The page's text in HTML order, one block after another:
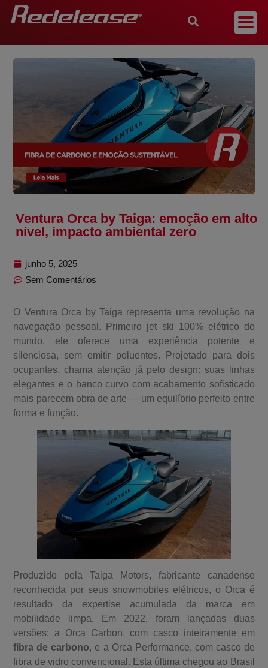
Ventura Orca by Taiga: emoção em alto
nível, impacto ambiental zero
junho 5, 2025
Sem Comentários
O Ventura Orca by Taiga representa uma revolução na
navegação pessoal. Primeiro jet ski 100% elétrico do
mundo, ele oferece uma experiência potente e
silenciosa, sem emitir poluentes. Projetado para dois
ocupantes, chama atenção já pelo design: suas linhas
elegantes e o banco curvo com acabamento sofisticado
mais parecem obra de arte — um equilíbrio perfeito entre
forma e função.
Produzido pela Taiga Motors, fabricante canadense
reconhecida por seus snowmobiles elétricos, o Orca é
resultado da expertise acumulada da marca em
mobilidade limpa. Em 2022, foram lançadas duas
versões: a Orca Carbon, com casco inteiramente em
fibra de carbono, e a Orca Performance, com casco de
fibra de vidro convencional. Esta última chegou ao Brasil